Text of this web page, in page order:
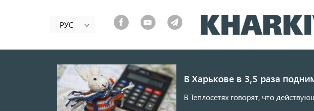
РУС
В Харькове в 3,5 раза
В Теплосетях говорят, что